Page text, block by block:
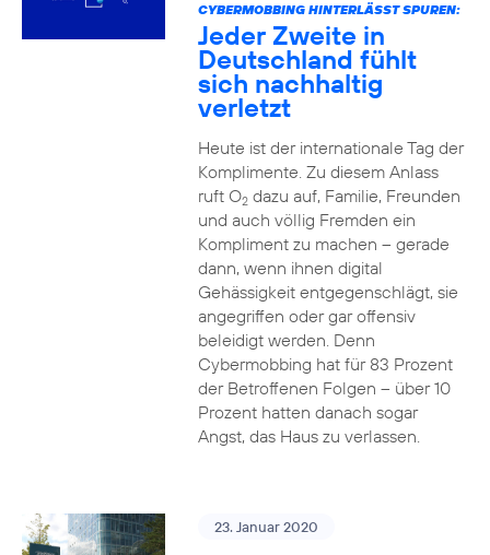
CYBERMOBBING HINTERLÄSST SPUREN:
Jeder Zweite in
Deutschland fühlt
sich nachhaltig
verletzt
Heute ist der internationale Tag der
Komplimente. Zu diesem Anlass
ruft O2dazu auf, Familie, Freunden
und auch völlig Fremden ein
Kompliment zu machen – gerade
dann, wenn ihnen digital
Gehässigkeit entgegenschlägt, sie
angegriffen oder gar offensiv
beleidigt werden. Denn
Cybermobbing hat für 83 Prozent
der Betroffenen Folgen – über 10
Prozent hatten danach sogar
Angst, das Haus zu verlassen.
23. Januar 2020